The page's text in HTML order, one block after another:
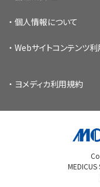
個人情報について
Webサイトコンテンツ
ヨメディカ利用規約